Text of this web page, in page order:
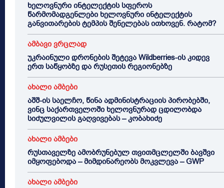
ხელოვნური ინტელექტის სფეროს
წარმომადგენლები ხელოვნური ინტელექტის
განვითარების ტემპის შენელებას ითხოვენ. რატომ?
ამბავი ვრცლად
უკრაინული დრონების შეტევა Wildberries-ის კიდევ
ერთ საწყობზე და რუსეთის რეგიონებზე
ახალი ამბები
აშშ-ის საელჩო, წინა ადმინისტრაციის პირობებში,
ვინც საქართველოში ხელოვნურად ცდილობდა
სიძულვილის გაღვივებას – კობახიძე
ახალი ამბები
რუსთაველზე ამობრუნებულ თვითმცლელში ბავშვი
იმყოფებოდა – მიმდინარეობს მოკვლევა – GWP
ახალი ამბები